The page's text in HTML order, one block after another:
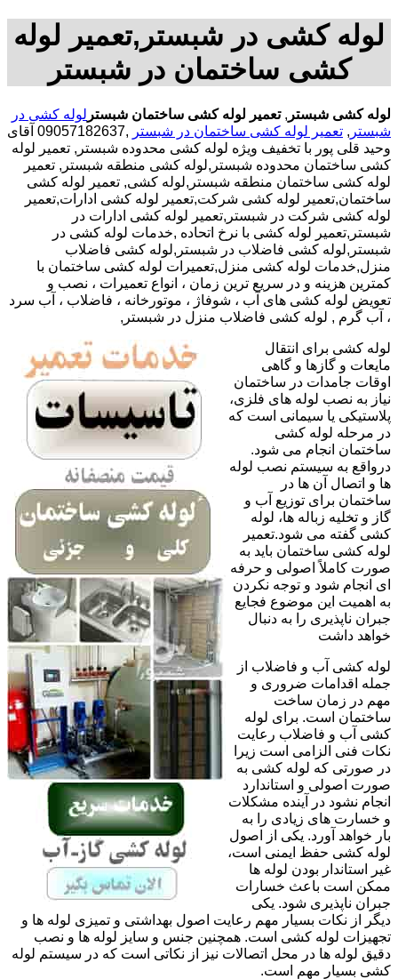
لوله کشی در شبستر,تعمیر لوله
کشی ساختمان در شبستر
لوله کشی شبستر ,تعمیر لوله کشی ساختمان شبستر لوله کشی در
شبستر , تعمیر لوله کشی ساختمان در شبستر
,09057182637 آقای
وحید قلی پور با تخفیف ویژه لوله کشی محدوده شبستر, تعمیر لوله
کشی ساختمان محدوده شبستر,لوله کشی منطقه شبستر, تعمیر
لوله کشی ساختمان منطقه شبستر,لوله کشی, تعمیر لوله کشی
ساختمان,تعمیر لوله کشی شرکت,تعمیر لوله کشی ادارات,تعمیر
لوله کشی شرکت در شبستر,تعمیر لوله کشی ادارات در
شبستر,تعمیر لوله کشی با نرخ اتحاده ,خدمات لوله کشی در
شبستر,لوله کشی فاضلاب در شبستر,لوله کشی فاضلاب
منزل,خدمات لوله کشی منزل,تعمیرات لوله کشی ساختمان با
کمترین هزینه و در سریع ترین زمان ، انواع تعمیرات ، نصب و
تعویض لوله کشی های آب ، شوفاژ ، موتورخانه ، فاضلاب ، آب سرد
، آب گرم , لوله کشی فاضلاب منزل در شبستر,
لوله کشی برای انتقال
مایعات و گازها و گاهی
اوقات جامدات در ساختمان
نیاز به نصب لوله های فلزی،
پلاستیکی یا سیمانی است که
در مرحله لوله کشی
ساختمان انجام می شود.
درواقع به سیستم نصب لوله
ها و اتصال آن ها در
ساختمان برای توزیع آب و
گاز و تخلیه زباله ها، لوله
کشی گفته می شود.تعمیر
لوله کشی ساختمان باید به
صورت کاملاً اصولی و حرفه
ای انجام شود و توجه نکردن
به اهمیت این موضوع فجایع
جبران ناپذیری را به دنبال
خواهد داشت
لوله کشی آب و فاضلاب از
جمله اقدامات ضروری و
مهم در زمان ساخت
ساختمان است. برای لوله
کشی آب و فاضلاب رعایت
نکات فنی الزامی است زیرا
در صورتی که لوله کشی به
صورت اصولی و استاندارد
انجام نشود در آینده مشکلات
و خسارت های زیادی را به
بار خواهد آورد. یکی از اصول
لوله کشی حفظ ایمنی است،
غیر استاندار بودن لوله ها
ممکن است باعث خسارات
جبران ناپذیری شود. یکی
دیگر از نکات بسیار مهم رعایت اصول بهداشتی و تمیزی لوله ها و
تجهیزات لوله کشی است. همچنین جنس و سایز لوله ها و نصب
دقیق لوله ها در محل اتصالات نیز از نکاتی است که در سیستم لوله
کشی بسیار مهم است.